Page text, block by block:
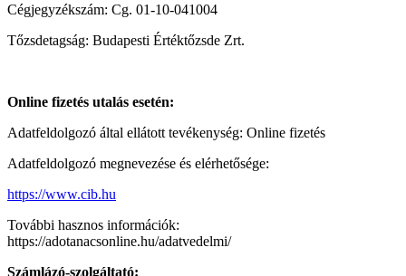
Cégjegyzékszám: Cg. 01-10-041004
Tőzsdetagság: Budapesti Értéktőzsde Zrt.
Online fizetés utalás esetén:
Adatfeldolgozó által ellátott tevékenység: Online fizetés
Adatfeldolgozó megnevezése és elérhetősége:
https://www.cib.hu
További hasznos információk:
https://adotanacsonline.hu/adatvedelmi/
Számlázó-szolgáltató: